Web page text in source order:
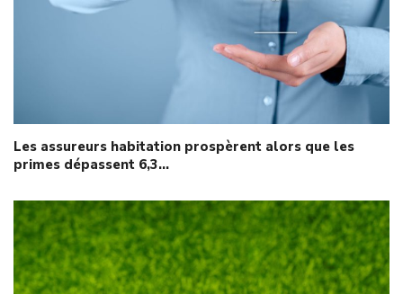
Les assureurs habitation prospèrent alors que les
primes dépassent 6,3…